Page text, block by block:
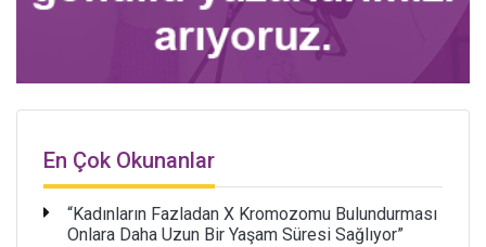
En Çok Okunanlar
“Kadınların Fazladan X Kromozomu Bulundurması
Onlara Daha Uzun Bir Yaşam Süresi Sağlıyor”